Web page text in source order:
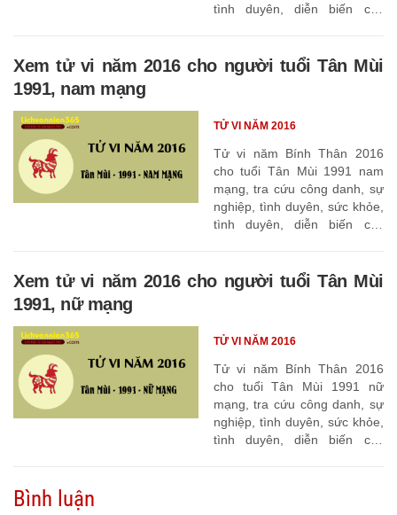
tình duyên, diễn biến các
Xem tử vi năm 2016 cho người tuổi Tân Mùi
1991, nam mạng
Tử vi năm Bính Thân 2016
cho tuổi Tân Mùi 1991 nam
mạng, tra cứu công danh, sự
nghiệp, tình duyên, sức khỏe,
tình duyên, diễn biến các
TỬ VI NĂM 2016
Xem tử vi năm 2016 cho người tuổi Tân Mùi
1991, nữ mạng
Tử vi năm Bính Thân 2016
cho tuổi Tân Mùi 1991 nữ
mạng, tra cứu công danh, sự
nghiệp, tình duyên, sức khỏe,
tình duyên, diễn biến các
TỬ VI NĂM 2016
Bình luận